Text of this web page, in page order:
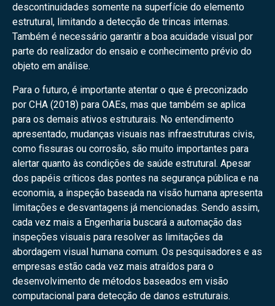
descontinuidades somente na superfície do elemento
estrutural, limitando a detecção de trincas internas.
Também é necessário garantir a boa acuidade visual por
parte do realizador do ensaio e conhecimento prévio do
objeto em análise.
Para o futuro, é importante atentar o que é preconizado
por CHA (2018) para OAEs, mas que também se aplica
para os demais ativos estruturais. No entendimento
apresentado, mudanças visuais nas infraestruturas civis,
como fissuras ou corrosão, são muito importantes para
alertar quanto às condições de saúde estrutural. Apesar
dos papéis críticos das pontes na segurança pública e na
economia, a inspeção baseada na visão humana apresenta
limitações e desvantagens já mencionadas. Sendo assim,
cada vez mais a Engenharia buscará a automação das
inspeções visuais para resolver as limitações da
abordagem visual humana comum. Os pesquisadores e as
empresas estão cada vez mais atraídos para o
desenvolvimento de métodos baseados em visão
computacional para detecção de danos estruturais.